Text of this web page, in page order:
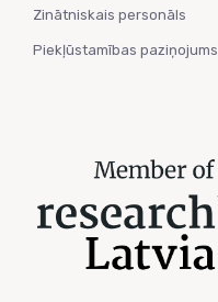
Zinātniskais personāls
Piekļūstamības paziņojums